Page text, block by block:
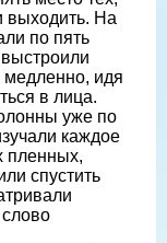
выходить. На
по пять
медленно, идя
в лица.
уже по
каждое
пленных,
спустить